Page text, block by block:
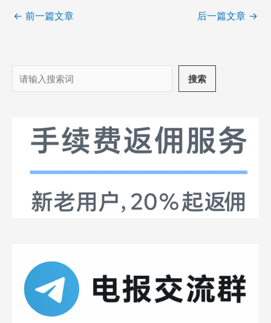
← 前一篇文章 后一篇文章 →
搜
索
搜索